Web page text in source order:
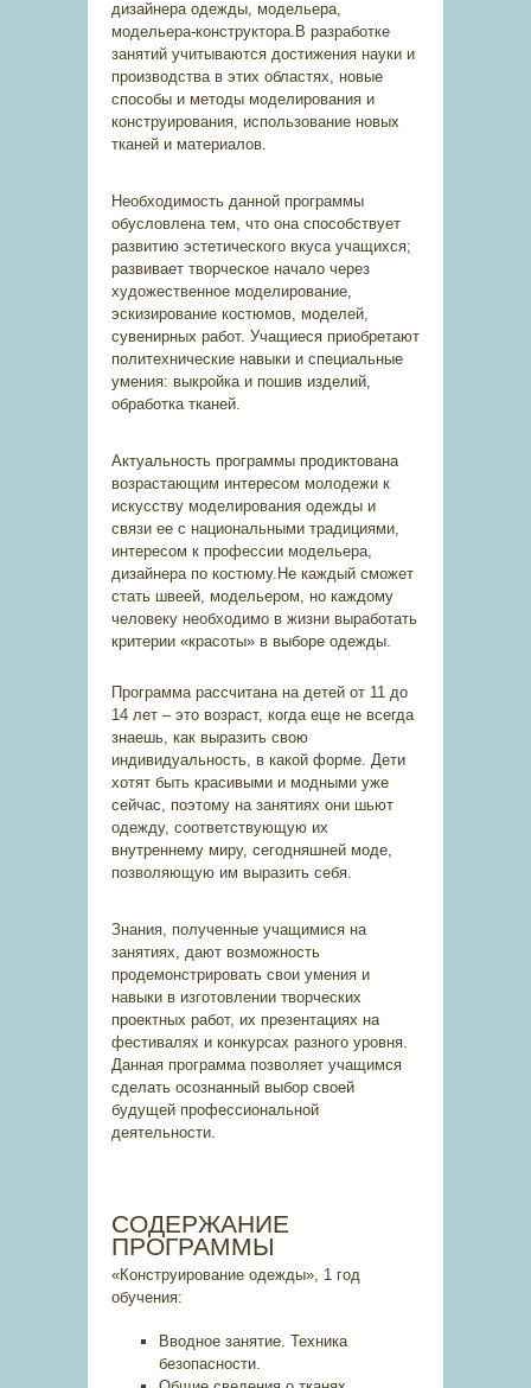
дизайнера одежды, модельера,
модельера-конструктора.В разработке
занятий учитываются достижения науки и
производства в этих областях, новые
способы и методы моделирования и
конструирования, использование новых
тканей и материалов.
Необходимость данной программы
обусловлена тем, что она способствует
развитию эстетического вкуса учащихся;
развивает творческое начало через
художественное моделирование,
эскизирование костюмов, моделей,
сувенирных работ. Учащиеся приобретают
политехнические навыки и специальные
умения: выкройка и пошив изделий,
обработка тканей.
Актуальность программы продиктована
возрастающим интересом молодежи к
искусству моделирования одежды и
связи ее с национальными традициями,
интересом к профессии модельера,
дизайнера по костюму.Не каждый сможет
стать швеей, модельером, но каждому
человеку необходимо в жизни выработать
критерии «красоты» в выборе одежды.
Программа рассчитана на детей от 11 до
14 лет – это возраст, когда еще не всегда
знаешь, как выразить свою
индивидуальность, в какой форме. Дети
хотят быть красивыми и модными уже
сейчас, поэтому на занятиях они шьют
одежду, соответствующую их
внутреннему миру, сегодняшней моде,
позволяющую им выразить себя.
Знания, полученные учащимися на
занятиях, дают возможность
продемонстрировать свои умения и
навыки в изготовлении творческих
проектных работ, их презентациях на
фестивалях и конкурсах разного уровня.
Данная программа позволяет учащимся
сделать осознанный выбор своей
будущей профессиональной
деятельности.
СОДЕРЖАНИЕ
ПРОГРАММЫ
«Конструирование одежды», 1 год
обучения:
Вводное занятие. Техника
безопасности.